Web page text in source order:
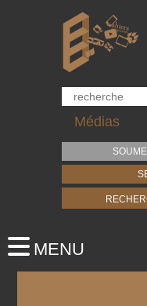
Médias